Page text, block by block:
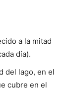
a la mitad
día).
del lago, en el
cubre en el